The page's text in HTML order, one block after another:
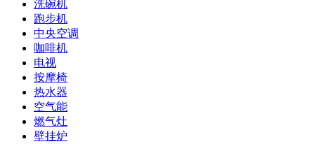
洗碗机
跑步机
中央空调
咖啡机
电视
按摩椅
热水器
空气能
燃气灶
壁挂炉